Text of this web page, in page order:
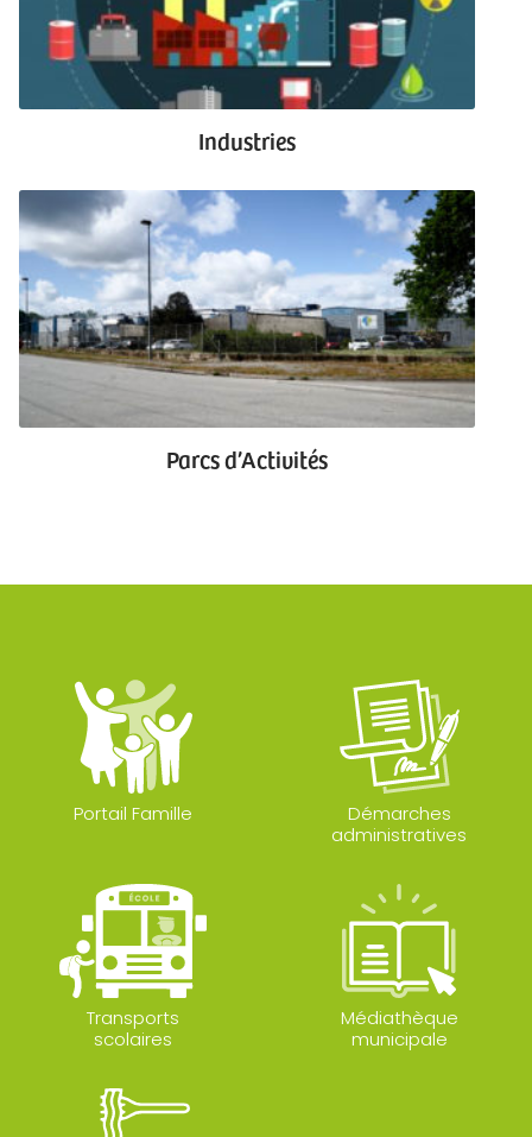
Industries
Parcs d’Activités
Portail Famille
Démarches
administratives
Transports
scolaires
Médiathèque
municipale